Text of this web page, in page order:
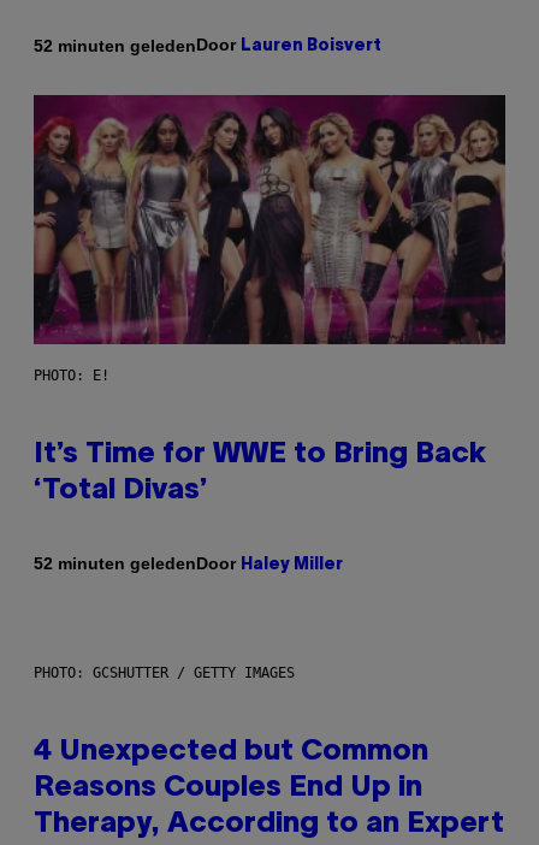
52 minuten geledenDoor Lauren Boisvert
PHOTO: E!
It’s Time for WWE to Bring Back
‘Total Divas’
52 minuten geledenDoor Haley Miller
PHOTO: GCSHUTTER / GETTY IMAGES
4 Unexpected but Common
Reasons Couples End Up in
Therapy, According to an Expert